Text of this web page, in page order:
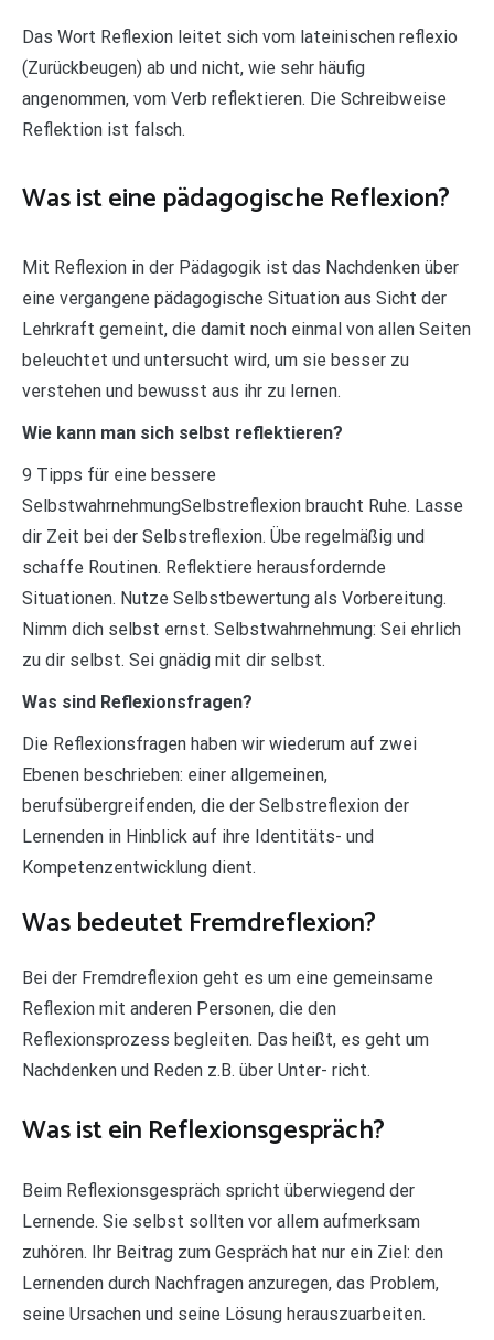
Das Wort Reflexion leitet sich vom lateinischen reflexio
(Zurückbeugen) ab und nicht, wie sehr häufig
angenommen, vom Verb reflektieren. Die Schreibweise
Reflektion ist falsch.
Was ist eine pädagogische Reflexion?
Mit Reflexion in der Pädagogik ist das Nachdenken über
eine vergangene pädagogische Situation aus Sicht der
Lehrkraft gemeint, die damit noch einmal von allen Seiten
beleuchtet und untersucht wird, um sie besser zu
verstehen und bewusst aus ihr zu lernen.
Wie kann man sich selbst reflektieren?
9 Tipps für eine bessere
SelbstwahrnehmungSelbstreflexion braucht Ruhe. Lasse
dir Zeit bei der Selbstreflexion. Übe regelmäßig und
schaffe Routinen. Reflektiere herausfordernde
Situationen. Nutze Selbstbewertung als Vorbereitung.
Nimm dich selbst ernst. Selbstwahrnehmung: Sei ehrlich
zu dir selbst. Sei gnädig mit dir selbst.
Was sind Reflexionsfragen?
Die Reflexionsfragen haben wir wiederum auf zwei
Ebenen beschrieben: einer allgemeinen,
berufsübergreifenden, die der Selbstreflexion der
Lernenden in Hinblick auf ihre Identitäts- und
Kompetenzentwicklung dient.
Was bedeutet Fremdreflexion?
Bei der Fremdreflexion geht es um eine gemeinsame
Reflexion mit anderen Personen, die den
Reflexionsprozess begleiten. Das heißt, es geht um
Nachdenken und Reden z.B. über Unter- richt.
Was ist ein Reflexionsgespräch?
Beim Reflexionsgespräch spricht überwiegend der
Lernende. Sie selbst sollten vor allem aufmerksam
zuhören. Ihr Beitrag zum Gespräch hat nur ein Ziel: den
Lernenden durch Nachfragen anzuregen, das Problem,
seine Ursachen und seine Lösung herauszuarbeiten.